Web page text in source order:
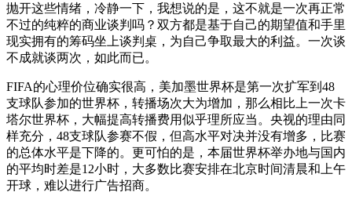
抛开这些情绪，冷静一下，我想说的是，这不就是一次再正常
不过的纯粹的商业谈判吗？双方都是基于自己的期望值和手里
现实拥有的筹码坐上谈判桌，为自己争取最大的利益。一次谈
不成就谈两次，如此而已。
FIFA的心理价位确实很高，美加墨世界杯是第一次扩军到48
支球队参加的世界杯，转播场次大为增加，那么相比上一次卡
塔尔世界杯，大幅提高转播费用似乎理所应当。央视的理由同
样充分，48支球队参赛不假，但高水平对决并没有增多，比赛
的总体水平是下降的。更可怕的是，本届世界杯举办地与国内
的平均时差是12小时，大多数比赛安排在北京时间清晨和上午
开球，难以进行广告招商。